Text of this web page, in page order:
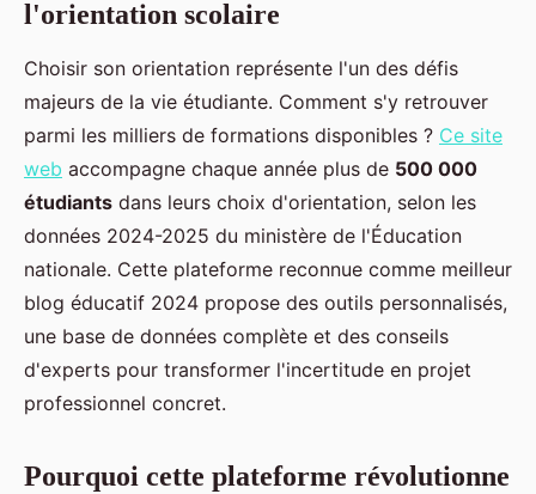
l'orientation scolaire
Choisir son orientation représente l'un des défis
majeurs de la vie étudiante. Comment s'y retrouver
parmi les milliers de formations disponibles ? Ce site
web accompagne chaque année plus de 500 000
étudiants dans leurs choix d'orientation, selon les
données 2024-2025 du ministère de l'Éducation
nationale. Cette plateforme reconnue comme meilleur
blog éducatif 2024 propose des outils personnalisés,
une base de données complète et des conseils
d'experts pour transformer l'incertitude en projet
professionnel concret.
Pourquoi cette plateforme révolutionne